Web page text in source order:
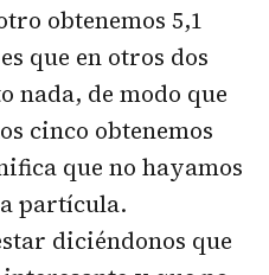
obtenemos 5,1
que en otros dos
nada, de modo que
cinco obtenemos
que no hayamos
partícula.
diciéndonos que